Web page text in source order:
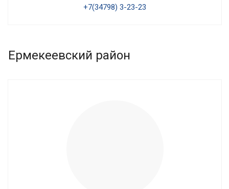
+7(34798) 3-23-23
Ермекеевский район